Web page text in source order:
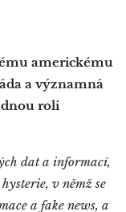
americkému
a významná
roli
dat a informací,
v němž se
a fake news, a